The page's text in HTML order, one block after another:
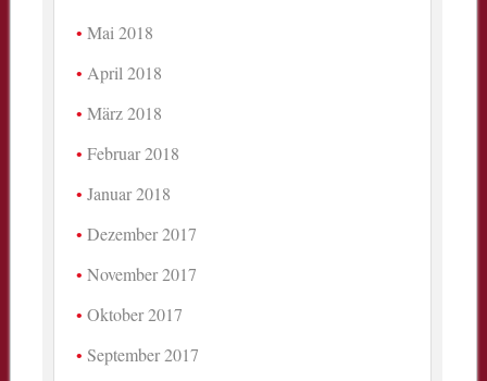
Mai 2018
April 2018
März 2018
Februar 2018
Januar 2018
Dezember 2017
November 2017
Oktober 2017
September 2017